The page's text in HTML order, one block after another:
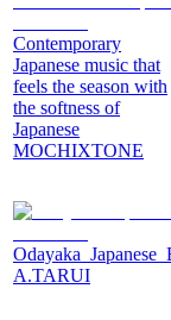
Contemporary
Japanese music that
feels the season with
the softness of
Japanese
MOCHIXTONE
A.TARUI